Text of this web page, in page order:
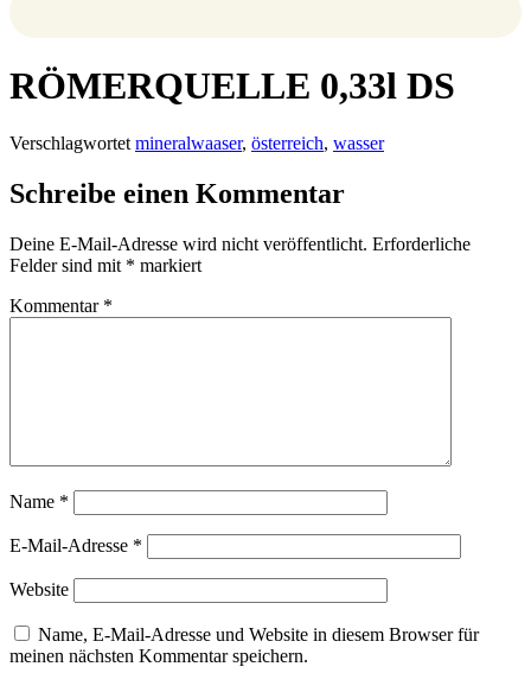
RÖMERQUELLE 0,33l DS
Verschlagwortet mineralwaaser, österreich, wasser
Schreibe einen Kommentar
Deine E-Mail-Adresse wird nicht veröffentlicht. Erforderliche
Felder sind mit * markiert
Kommentar *
Name *
E-Mail-Adresse *
Website
Name, E-Mail-Adresse und Website in diesem Browser für
meinen nächsten Kommentar speichern.